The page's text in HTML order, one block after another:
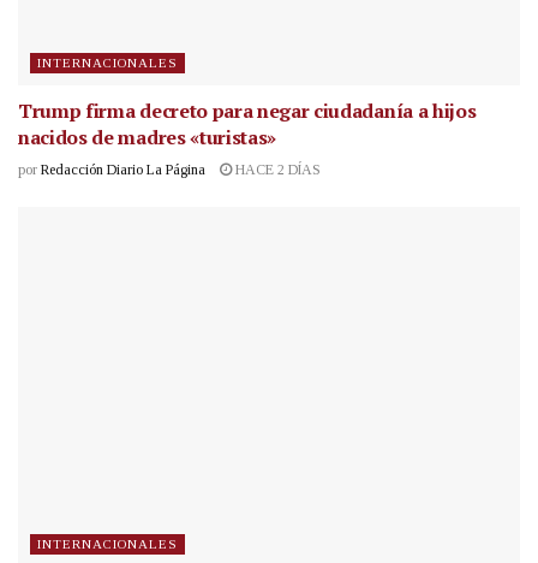
INTERNACIONALES
Trump firma decreto para negar ciudadanía a hijos
nacidos de madres «turistas»
por Redacción Diario La Página HACE 2 DÍAS
INTERNACIONALES